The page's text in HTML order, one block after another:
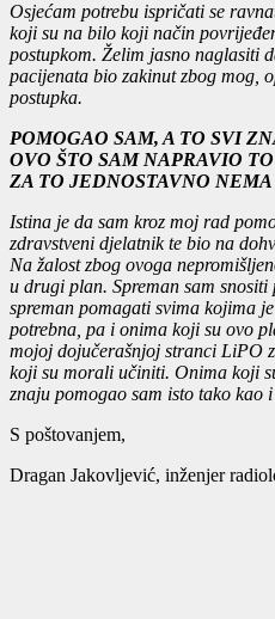
Osjećam potrebu ispričati se
koji su na bilo koji način
postupkom. Želim jasno naglasiti
pacijenata bio zakinut zbog mog,
postupka.
POMOGAO SAM, A TO SVI
OVO ŠTO SAM NAPRAVIO
ZA TO JEDNOSTAVNO
Istina je da sam kroz moj rad
zdravstveni djelatnik te bio na
Na žalost zbog ovoga
u drugi plan. Spreman sam
spreman pomagati svima kojima
potrebna, pa i onima koji su ovo
mojoj dojučerašnjoj stranci LiPO
koji su morali učiniti. Onima koji
znaju pomogao sam isto tako kao
S poštovanjem,
Dragan Jakovljević, inženjer